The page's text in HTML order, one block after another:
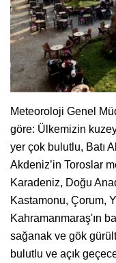
Meteoroloji Genel
göre: Ülkemizin
yer çok bulutlu, Batı
Akdeniz’in Toroslar
Karadeniz, Doğu
Kastamonu, Çorum,
Kahramanmaraş'ın
sağanak ve gök
bulutlu ve açık